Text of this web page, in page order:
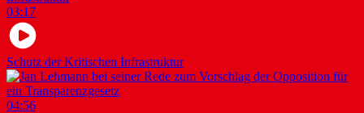
03:17
Schutz der Kritischen Infrastruktur
04:56